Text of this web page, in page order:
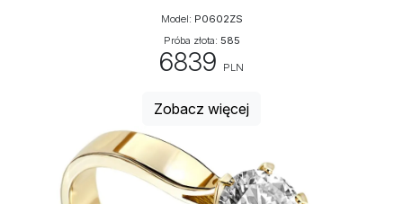
Model: P0602ZS
Próba złota: 585
6839 PLN
Zobacz więcej